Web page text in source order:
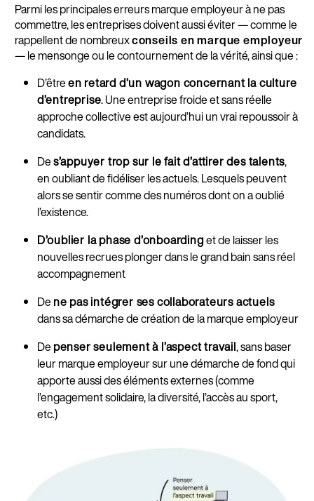
Parmi les principales erreurs marque employeur à ne pas
commettre, les entreprises doivent aussi éviter — comme le
rappellent de nombreuxconseils en marque employeur
— le mensonge ou le contournement de la vérité, ainsi que :
D’êtreen retard d’un wagon concernant la culture
d’entreprise. Une entreprise froide et sans réelle
approche collective est aujourd’hui un vrai repoussoir à
candidats.
Des’appuyer trop sur le fait d’attirer des talents,
en oubliant de fidéliser les actuels. Lesquels peuvent
alors se sentir comme des numéros dont on a oublié
l’existence.
D’oublier la phase d’onboardinget de laisser les
nouvelles recrues plonger dans le grand bain sans réel
accompagnement
Dene pas intégrer ses collaborateurs actuels
dans sa démarche de création de la marque employeur
Depenser seulement à l’aspect travail, sans baser
leur marque employeur sur une démarche de fond qui
apporte aussi des éléments externes (comme
l’engagement solidaire, la diversité, l’accès au sport,
etc.)